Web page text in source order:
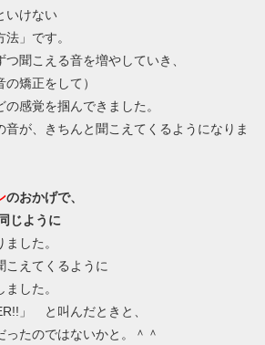
いけない
法」です。
聞こえる音を増やしていき、
の矯正をして）
感覚を掴んできました。
音が、きちんと聞こえてくるようになりま
のおかげで、
じように
ました。
こえてくるように
した。
」 と叫んだときと、
ったのではないかと。＾＾